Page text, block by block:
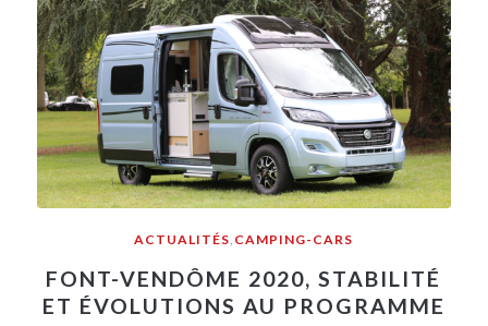
ACTUALITÉS, CAMPING-CARS
FONT-VENDÔME 2020, STABILITÉ
ET ÉVOLUTIONS AU PROGRAMME